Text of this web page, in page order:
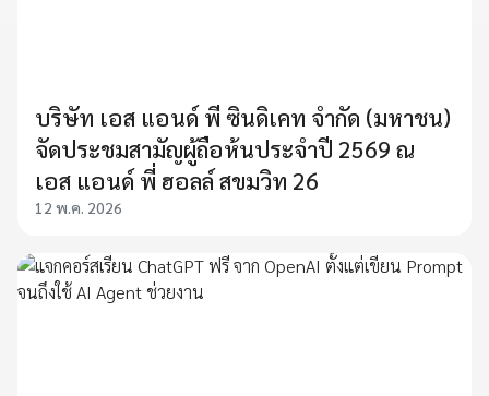
บริษัท เอส แอนด์ พี ซินดิเคท จํากัด (มหาชน)
จัดประชมสามัญผู้ถือห้นประจําปี 2569 ณ
เอส แอนด์ พี่ ฮอลล์ สขมวิท 26
12 พ.ค. 2026